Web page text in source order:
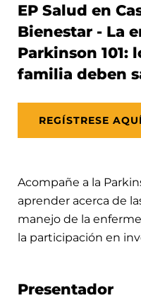
EP Salud en
Bienestar - La
Parkinson 101:
familia deben
REGÍSTRESE
Acompañe a la
aprender acerca de
manejo de la
la participación en
Presentador